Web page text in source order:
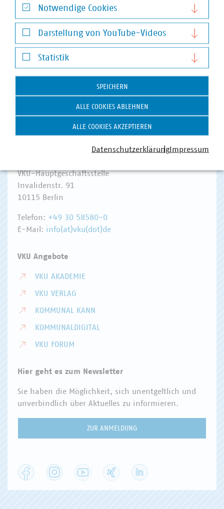
ENERGIEWIRTSCHAFTWASSER/ABWASSER ABFALLWIRTSCHAFT
RECHT
Zum
Hausanschrift und Kontakt
VKU-Hauptgeschäftsstelle
Invalidenstr. 91
10115 Berlin
Telefon: +49 30 58580-0
E-Mail: info(at)vku(dot)de
VKU Angebote
VKU AKADEMIE
VKU VERLAG
KOMMUNAL KANN
KOMMUNALDIGITAL
VKU FORUM
Hier geht es zum Newsletter
Sie haben die Möglichkeit, sich unentgeltlich und
unverbindlich über Aktuelles zu informieren.
ZUR ANMELDUNG
Facebook Instagram YouTube
Notwendige Cookies
Notwendige Cookies
Darstellung von YouTube-Videos
Darstellung von YouTube-Videos
Statistik
Statistik
SPEICHERN
ALLE COOKIES ABLEHNEN
ALLE COOKIES AKZEPTIEREN
DatenschutzerklärungImpressum